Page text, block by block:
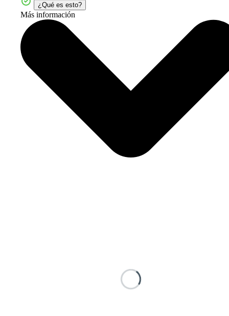
¿Qué es esto?
Más información